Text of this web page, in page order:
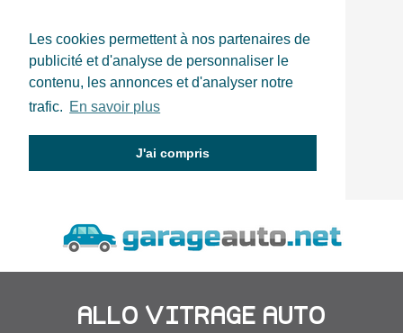
Les cookies permettent à nos partenaires de
publicité et d'analyse de personnaliser le
contenu, les annonces et d'analyser notre
trafic. En savoir plus
J'ai compris
ALLO VITRAGE AUTO